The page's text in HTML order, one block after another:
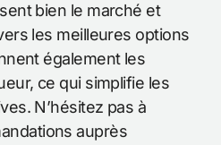
bien le marché et
les meilleures options
également les
ce qui simplifie les
N’hésitez pas à
auprès